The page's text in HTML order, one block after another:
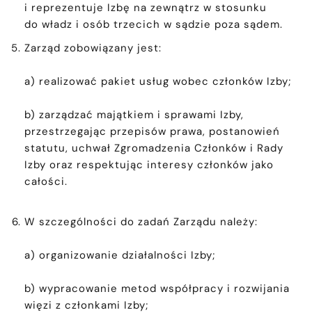
i reprezentuje Izbę na zewnątrz w stosunku
do władz i osób trzecich w sądzie poza sądem.
Zarząd zobowiązany jest:
a) realizować pakiet usług wobec członków Izby;
b) zarządzać majątkiem i sprawami Izby,
przestrzegając przepisów prawa, postanowień
statutu, uchwał Zgromadzenia Członków i Rady
Izby oraz respektując interesy członków jako
całości.
W szczególności do zadań Zarządu należy:
a) organizowanie działalności Izby;
b) wypracowanie metod współpracy i rozwijania
więzi z członkami Izby;